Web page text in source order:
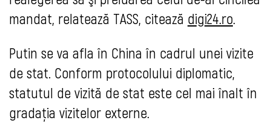
mandat, relatează TASS, citează digi24.ro.
Putin se va afla în China în cadrul unei vizite
de stat. Conform protocolului diplomatic,
statutul de vizită de stat este cel mai înalt în
gradaţia vizitelor externe.